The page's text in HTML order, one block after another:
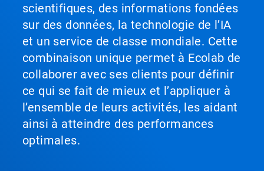
scientifiques, des informations fondées
sur des données, la technologie de l’IA
et un service de classe mondiale. Cette
combinaison unique permet à Ecolab de
collaborer avec ses clients pour définir
ce qui se fait de mieux et l’appliquer à
l’ensemble de leurs activités, les aidant
ainsi à atteindre des performances
optimales.